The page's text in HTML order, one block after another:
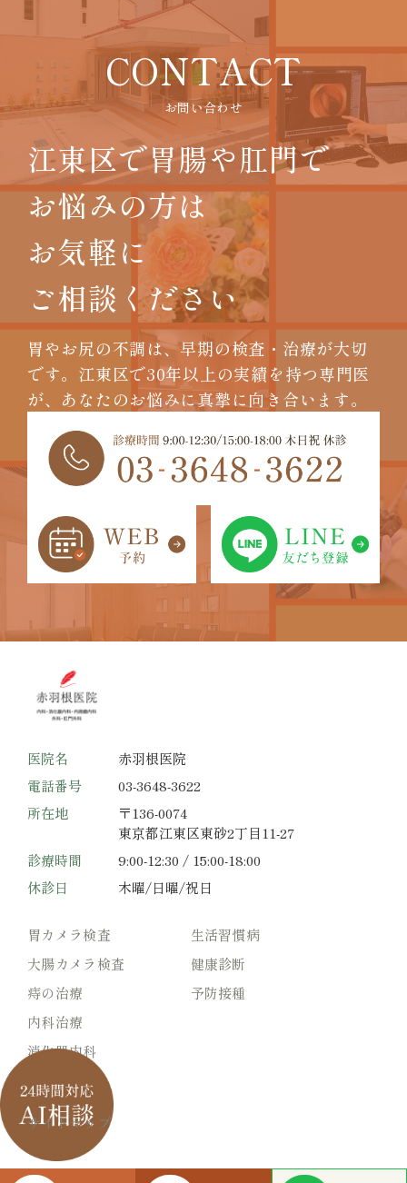
CONTACT
お問い合わせ
江東区で胃腸や肛門で
お悩みの方は
お気軽に
ご相談ください
胃やお尻の不調は、早期の検査・治療が大切
です。 江東区で30年以上の実績を持つ専門医
が、 あなたのお悩みに真摯に向き合います。
医院名
赤羽根医院
電話番号
03-3648-3622
所在地
〒136-0074
東京都江東区東砂2丁目11-27
診療時間
9:00-12:30 / 15:00-18:00
休診日
木曜/日曜/祝日
胃カメラ検査
大腸カメラ検査
痔の治療
内科治療
消化器内科
生活習慣病
健康診断
予防接種
サイトマップ